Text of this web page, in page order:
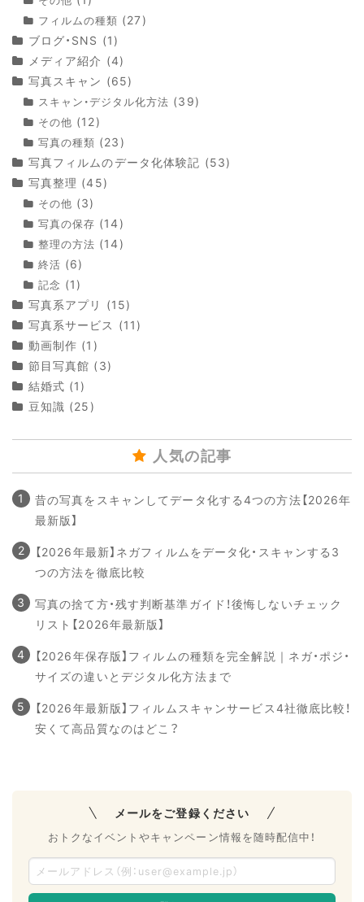
フィルムの種類 (27)
ブログ・SNS (1)
メディア紹介 (4)
写真スキャン (65)
スキャン・デジタル化方法 (39)
その他 (12)
写真の種類 (23)
写真フィルムのデータ化体験記 (53)
写真整理 (45)
その他 (3)
写真の保存 (14)
整理の方法 (14)
終活 (6)
記念 (1)
写真系アプリ
(15)
写真系サービス (11)
動画制作 (1)
節目写真館 (3)
結婚式 (1)
豆知識 (25)
人気の記事
昔の写真をスキャンしてデータ化する4つの方法【2026年
最新版】
【2026年最新】ネガフィルムをデータ化・スキャンする3
つの方法を徹底比較
写真の捨て方・残す判断基準ガイド！後悔しないチェック
リスト【2026年最新版】
【2026年保存版】フィルムの種類を完全解説｜ネガ・ポジ・
サイズの違いとデジタル化方法まで
【2026年最新版】フィルムスキャンサービス4社徹底比較！
安くて高品質なのはどこ？
メールをご登録ください
おトクなイベントやキャンペーン情報を随時配信中！